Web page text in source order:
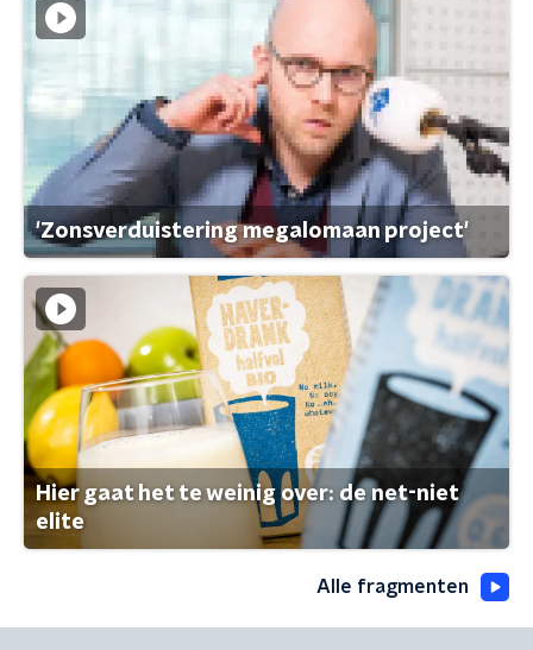
'Zonsverduistering megalomaan project'
Hier gaat het te weinig over: de net-niet
elite
Alle fragmenten